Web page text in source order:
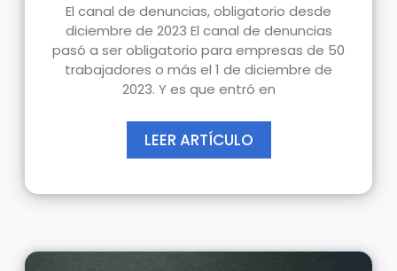
El canal de denuncias, obligatorio desde
diciembre de 2023 El canal de denuncias
pasó a ser obligatorio para empresas de 50
trabajadores o más el 1 de diciembre de
2023. Y es que entró en
LEER ARTÍCULO